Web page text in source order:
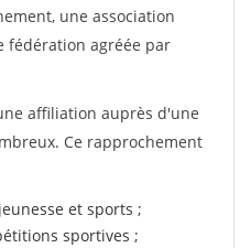
une association
fédération agréée par
affiliation auprès d'une
Ce rapprochement
et sports ;
sportives ;